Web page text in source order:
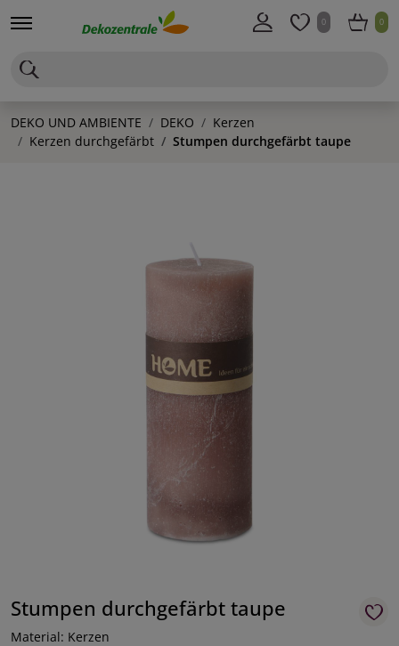
0 0
DEKO UND AMBIENTE DEKO
Kerzen
Kerzen durchgefärbt
Stumpen durchgefärbt taupe
Stumpen durchgefärbt taupe
Material: Kerzen